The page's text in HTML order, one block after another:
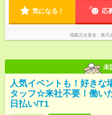
気になる！ 応
掲載元企業名 株式
未
人気イベントも！好きな
タッフ☆来社不要！働い
日払い/T1